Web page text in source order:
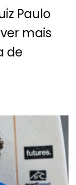
Paulo
mais
de